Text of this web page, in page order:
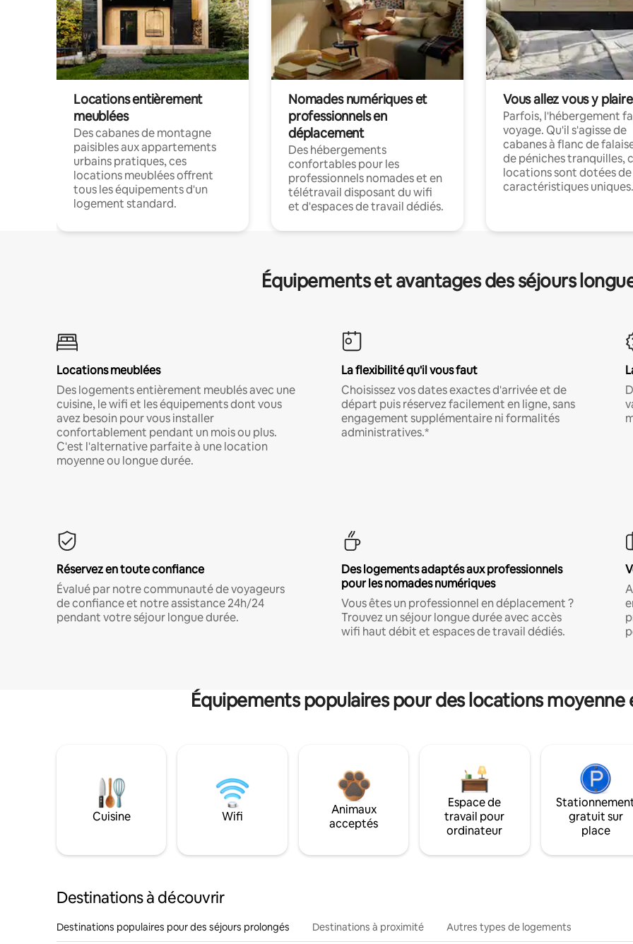
Locations entièrement
meublées
Des cabanes de montagne
paisibles aux appartements
urbains pratiques, ces
locations meublées offrent
tous les équipements d'un
logement standard.
Nomades numériques et
professionnels en
déplacement
Des hébergements
confortables pour les
professionnels nomades et en
télétravail disposant du wifi
et d'espaces de travail dédiés.
Vous allez vous y plaire
Parfois, l'hébergement
voyage. Qu'il s'agisse de
cabanes à flanc de
de péniches tranquilles,
locations sont dotées de
caractéristiques uniques.
Équipements et avantages des séjours
Locations meublées
Des logements entièrement meublés avec une
cuisine, le wifi et les équipements dont vous
avez besoin pour vous installer
confortablement pendant un mois ou plus.
C'est l'alternative parfaite à une location
moyenne ou longue durée.
La flexibilité qu'il vous faut
Choisissez vos dates exactes d'arrivée et de
départ puis réservez facilement en ligne, sans
engagement supplémentaire ni formalités
administratives.*
Réservez en toute confiance
Évalué par notre communauté de voyageurs
de confiance et notre assistance 24h/24
pendant votre séjour longue durée.
Des logements adaptés aux professionnels
pour les nomades numériques
Vous êtes un professionnel en déplacement ?
Trouvez un séjour longue durée avec accès
wifi haut débit et espaces de travail dédiés.
Équipements populaires pour des locations
Cuisine Wifi
Animaux
acceptés
Espace de
travail pour
ordinateur
gratuit sur
place
Destinations à découvrir
Destinations populaires pour des séjours prolongés Destinations à proximité Autres types de logements